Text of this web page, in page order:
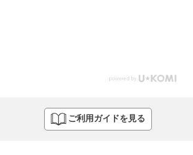
ご利用ガイドを見る